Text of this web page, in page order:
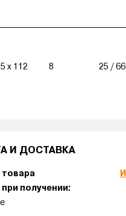
x 112 8 25 /
И ДОСТАВКА
товара
получении: